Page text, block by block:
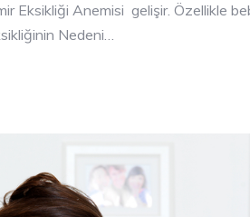
Eksikliği Anemisi gelişir. Özellikle
Nedeni…